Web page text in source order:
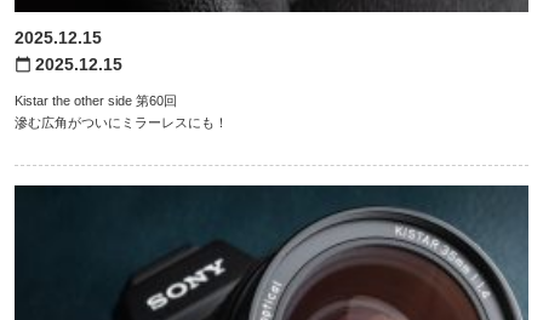
2025.12.15
Kistar the other side 第60回
滲む広角がついにミラーレスにも！
calendar_today 2025.12.15